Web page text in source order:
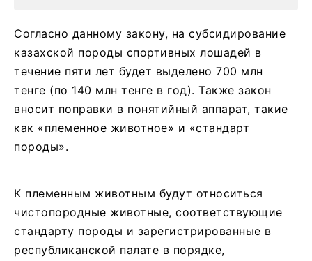
Согласно данному закону, на субсидирование
казахской породы спортивных лошадей в
течение пяти лет будет выделено 700 млн
тенге (по 140 млн тенге в год). Также закон
вносит поправки в понятийный аппарат, такие
как «племенное животное» и «стандарт
породы».
К племенным животным будут относиться
чистопородные животные, соответствующие
стандарту породы и зарегистрированные в
республиканской палате в порядке,